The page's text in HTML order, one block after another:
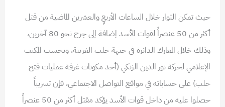
حيث تمكن الثوار خلال الساعات الأربعٍ والعشرين الماضية من قتل
أكثر من 50 عنصراً لقوات الأسد إضافة إلى جرح نحو 80 آخرين،
وذلك خلال المعارك الدائرة في جبهة حلب الغربية، وبحسب المكتب
الإعلامي لحركة نور الدين الزنكي (أحد مكونات غرفة عمليات فتح
حلب) على حساباته في مواقع التواصل الاجتماعي، فإن تسريباً
حصلوا عليه من داخل قوات الأسد يؤكد مقتل أكثر من 50 عنصراً